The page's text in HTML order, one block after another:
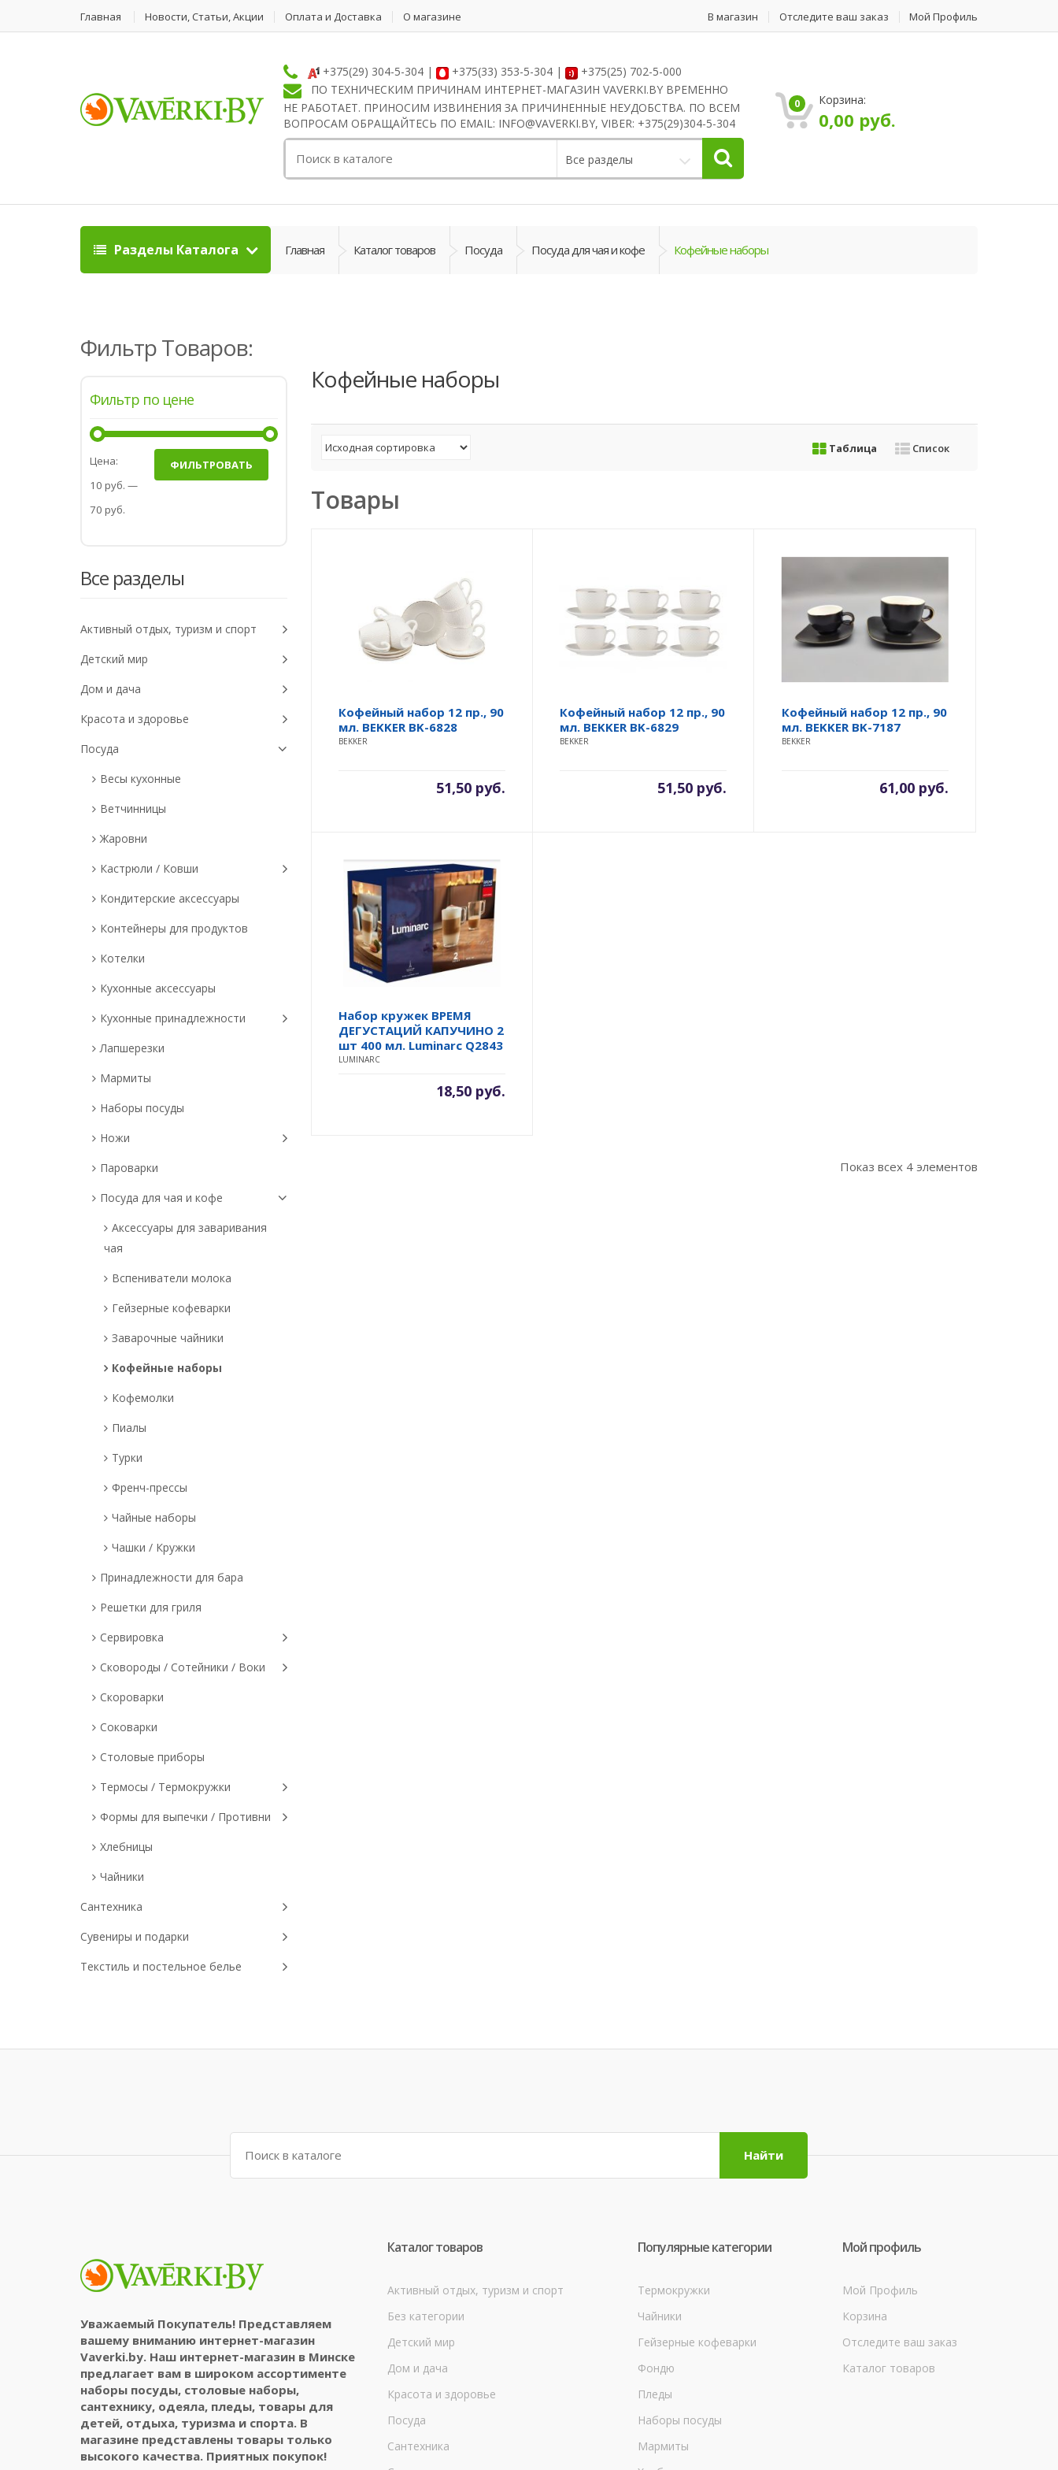
Главная Новости, Статьи, Акции Оплата и Доставка О магазине В магазин Отследите ваш заказ Мой Профиль
+375(29) 304-5-304 | +375(33) 353-5-304 |
+375(25) 702-5-000
ПО ТЕХНИЧЕСКИМ ПРИЧИНАМ ИНТЕРНЕТ-МАГАЗИН VAVERKI.BY ВРЕМЕННО
НЕ РАБОТАЕТ. ПРИНОСИМ ИЗВИНЕНИЯ ЗА ПРИЧИНЕННЫЕ НЕУДОБСТВА. ПО ВСЕМ
ВОПРОСАМ ОБРАЩАЙТЕСЬ ПО EMAIL: INFO@VAVERKI.BY, VIBER: +375(29)304-5-304
Все разделы
0 Корзина:
0,00 руб.
Разделы Каталога Главная Каталог товаров Посуда Посуда для чая и кофе Кофейные наборы
Кофейные наборы
Таблица Список
Товары
Кофейный набор 12 пр., 90
мл. BEKKER BK-6828
BEKKER
51,50 руб.
Кофейный набор 12 пр., 90
мл. BEKKER BK-6829
BEKKER
51,50 руб.
Кофейный набор 12 пр., 90
мл. BEKKER BK-7187
BEKKER
61,00 руб.
Набор кружек ВРЕМЯ
ДЕГУСТАЦИЙ КАПУЧИНО 2
шт 400 мл. Luminarc Q2843
LUMINARC
18,50 руб.
Показ всех 4 элементов
Фильтр Товаров:
Фильтр по цене
ФИЛЬТРОВАТЬ
Цена:
10 руб. —
70 руб.
Все разделы
Активный отдых, туризм и спорт
Детский мир
Дом и дача
Красота и здоровье
Посуда
Весы кухонные
Ветчинницы
Жаровни
Кастрюли / Ковши
Кондитерские аксессуары
Контейнеры для продуктов
Котелки
Кухонные аксессуары
Кухонные принадлежности
Лапшерезки
Мармиты
Наборы посуды
Ножи
Пароварки
Посуда для чая и кофе
Аксессуары для заваривания
чая
Вспениватели молока
Гейзерные кофеварки
Заварочные чайники
Кофейные наборы
Кофемолки
Пиалы
Турки
Френч-прессы
Чайные наборы
Чашки / Кружки
Принадлежности для бара
Решетки для гриля
Сервировка
Сковороды / Сотейники / Воки
Скороварки
Соковарки
Столовые приборы
Термосы / Термокружки
Формы для выпечки / Противни
Хлебницы
Чайники
Сантехника
Сувениры и подарки
Текстиль и постельное белье
Поиск:
Найти
Уважаемый Покупатель! Представляем
вашему вниманию интернет-магазин
Vaverki.by. Наш интернет-магазин в Минске
предлагает вам в широком ассортименте
наборы посуды, столовые наборы,
сантехнику, одеяла, пледы, товары для
детей, отдыха, туризма и спорта. В
магазине представлены товары только
высокого качества. Приятных покупок!
Каталог товаров
Активный отдых, туризм и спорт
Без категории
Детский мир
Дом и дача
Красота и здоровье
Посуда
Сантехника
Популярные категории
Термокружки
Чайники
Гейзерные кофеварки
Фондю
Пледы
Наборы посуды
Мармиты
Мой профиль
Мой Профиль
Корзина
Отследите ваш заказ
Каталог товаров